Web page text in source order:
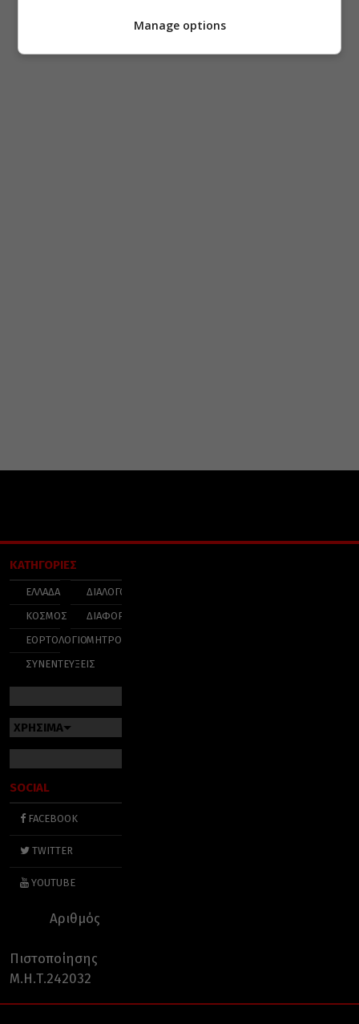
ΚΑΤΗΓΟΡΙΕΣ
ΕΛΛΑΔΑ
ΚΟΣΜΟΣ
ΕΟΡΤΟΛΟΓΙΟ
ΣΥΝΕΝΤΕΥΞΕΙΣ
ΔΙΑΛΟΓΟΣ
ΔΙΑΦΟΡΑ
ΜΗΤΡΟΠΟΛΕΙΣ
ΧΡΗΣΙΜΑ
SOCIAL
FACEBOOK
TWITTER
YOUTUBE
Αριθμός
Πιστοποίησης
Μ.Η.Τ.242032
Manage options